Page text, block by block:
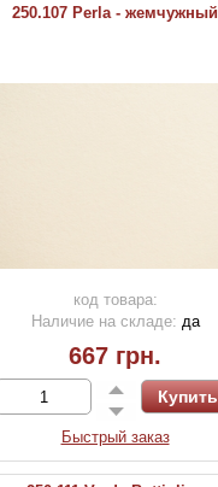
250.107 Perla - жемчужный
код товара:
Наличие на складе: да
667 грн.
Быстрый заказ